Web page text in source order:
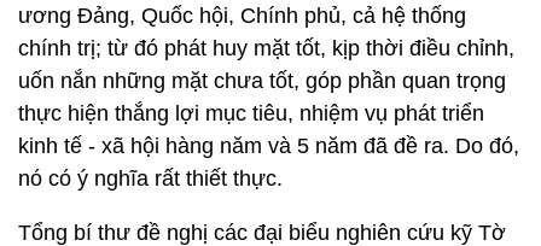
ương Đảng, Quốc hội, Chính phủ, cả hệ thống
chính trị; từ đó phát huy mặt tốt, kịp thời điều chỉnh,
uốn nắn những mặt chưa tốt, góp phần quan trọng
thực hiện thắng lợi mục tiêu, nhiệm vụ phát triển
kinh tế - xã hội hàng năm và 5 năm đã đề ra. Do đó,
nó có ý nghĩa rất thiết thực.
Tổng bí thư đề nghị các đại biểu nghiên cứu kỹ Tờ